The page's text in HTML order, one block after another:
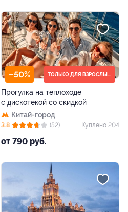
–50% ТОЛЬКО ДЛЯ ВЗРОСЛЫХ (18+)
Прогулка на теплоходе
с дискотекой со скидкой
Китай-город
от 790 руб.
3.8 (52) Куплено 204